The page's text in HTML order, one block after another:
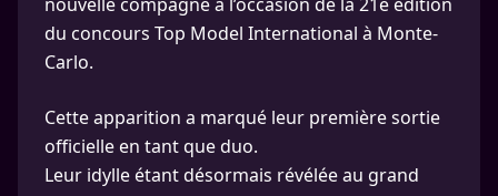
du concours Top Model International à Monte-
Carlo.
Cette apparition a marqué leur première sortie
officielle en tant que duo.
Leur idylle étant désormais révélée au grand